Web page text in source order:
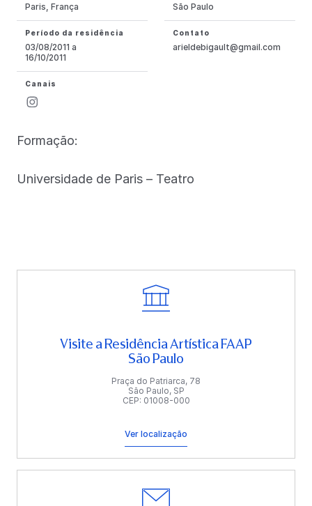
Paris, França São Paulo
Período da residência
03/08/2011 a
16/10/2011
Contato
arieldebigault@gmail.com
Canais
Formação:
Universidade de Paris – Teatro
Visite a Residência Artística FAAP
São Paulo
Praça do Patriarca, 78
São Paulo, SP
CEP: 01008-000
Ver localização